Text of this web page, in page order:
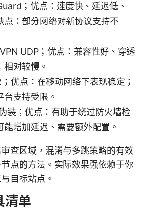
；优点：速度快、延迟低、
点：部分网络对新协议支持不
UDP；优点：兼容性好、穿透
相对较慢。
优点：在移动网络下表现稳定；
台支持受限。
装；优点：有助于绕过防火墙检
能增加延迟、需要额外配置。
查区域，混淆与多跳策略的有效
点的方法。实际效果强依赖于你
目标站点。
清单